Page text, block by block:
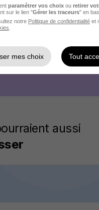
aussi
paramétrer vos choix ou retirer
sur le lien "Gérer les traceurs" en
notre Politique de confidentialité et
mes choix Tout